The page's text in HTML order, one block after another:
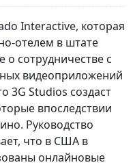
Interactive, которая
отелем в штате
о сотрудничестве с
видеоприложений
3G Studios создаст
впоследствии
Руководство
что в США в
онлайновые